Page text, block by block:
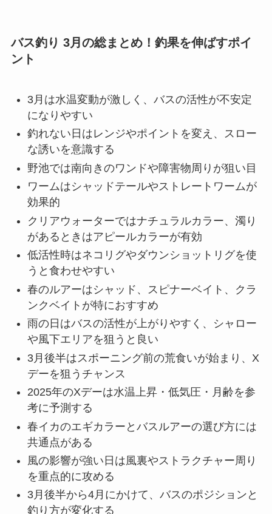
バス釣り 3月の総まとめ！釣果を伸ばすポイ
ント
3月は水温変動が激しく、バスの活性が不安定
になりやすい
釣れない日はレンジやポイントを変え、スロー
な誘いを意識する
野池では南向きのワンドや障害物周りが狙い目
ワームはシャッドテールやストレートワームが
効果的
クリアウォーターではナチュラルカラー、濁り
があるときはアピールカラーが有効
低活性時はネコリグやダウンショットリグを使
うと食わせやすい
春のルアーはシャッド、スピナーベイト、クラ
ンクベイトが特におすすめ
雨の日はバスの活性が上がりやすく、シャロー
や風下エリアを狙うと良い
3月後半はスポーニング前の荒食いが始まり、X
デーを狙うチャンス
2025年のXデーは水温上昇・低気圧・月齢を参
考に予測する
春イカのエギカラーとバスルアーの選び方には
共通点がある
風の影響が強い日は風裏やストラクチャー周り
を重点的に攻める
3月後半から4月にかけて、バスのポジションと
釣り方が変化する